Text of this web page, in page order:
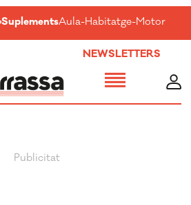
SuplementsAula-Habitatge-Motor-
NEWSLETTERS